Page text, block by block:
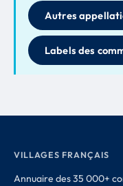
Autres
Labels des
VILLAGES FRANÇAIS
Annuaire des 35 000+